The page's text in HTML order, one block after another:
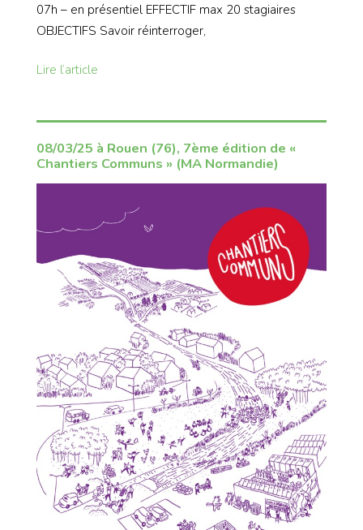
07h – en présentiel EFFECTIF max 20 stagiaires
OBJECTIFS Savoir réinterroger,
Lire l’article
08/03/25 à Rouen (76), 7ème édition de «
Chantiers Communs » (MA Normandie)